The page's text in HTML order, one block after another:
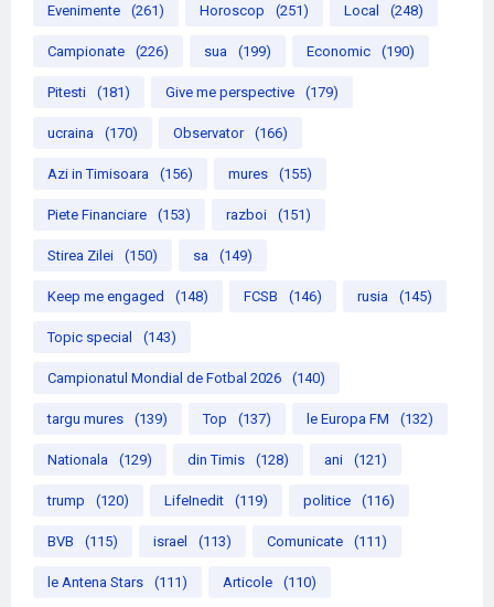
Evenimente (261) Horoscop (251) Local (248)
Campionate (226) sua (199) Economic (190)
Pitesti (181) Give me perspective (179)
ucraina (170) Observator (166)
Azi in Timisoara (156) mures (155)
Piete Financiare (153) razboi (151)
Stirea Zilei (150) sa (149)
Keep me engaged (148) FCSB (146) rusia (145)
Topic special (143)
Campionatul Mondial de Fotbal 2026 (140)
targu mures (139) Top (137) le Europa FM (132)
Nationala (129) din Timis (128) ani (121)
trump (120) LifeInedit (119) politice (116)
BVB (115) israel (113) Comunicate (111)
le Antena Stars (111) Articole (110)